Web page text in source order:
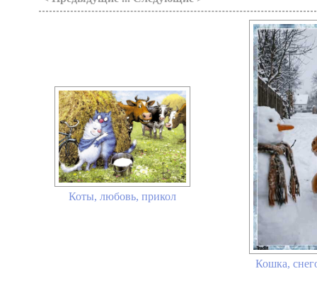
Коты, любовь, прикол
Кошка,